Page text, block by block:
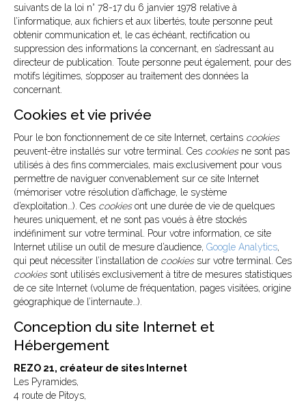
suivants de la loi n° 78-17 du 6 janvier 1978 relative à
l’informatique, aux fichiers et aux libertés, toute personne peut
obtenir communication et, le cas échéant, rectification ou
suppression des informations la concernant, en s’adressant au
directeur de publication. Toute personne peut également, pour des
motifs légitimes, s’opposer au traitement des données la
concernant.
Cookies et vie privée
Pour le bon fonctionnement de ce site Internet, certains cookies
peuvent-être installés sur votre terminal. Ces cookiesne sont pas
utilisés à des fins commerciales, mais exclusivement pour vous
permettre de naviguer convenablement sur ce site Internet
(mémoriser votre résolution d’affichage, le système
d’exploitation…). Ces cookiesont une durée de vie de quelques
heures uniquement, et ne sont pas voués à être stockés
indéfiniment sur votre terminal. Pour votre information, ce site
Internet utilise un outil de mesure d’audience, Google Analytics,
qui peut nécessiter l’installation de cookiessur votre terminal. Ces
cookiessont utilisés exclusivement à titre de mesures statistiques
de ce site Internet (volume de fréquentation, pages visitées, origine
géographique de l’internaute…).
Conception du site Internet et
Hébergement
REZO 21, créateur de sites Internet
Les Pyramides,
4 route de Pitoys,